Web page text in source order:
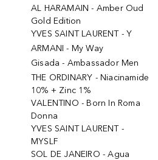
AL HARAMAIN - Amber Oud
Gold Edition
YVES SAINT LAURENT - Y
ARMANI - My Way
Gisada - Ambassador Men
THE ORDINARY - Niacinamide
10% + Zinc 1%
VALENTINO - Born In Roma
Donna
YVES SAINT LAURENT -
MYSLF
SOL DE JANEIRO - Agua